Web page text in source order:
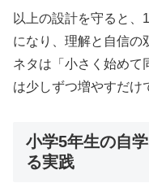
以上の設計を守ると
になり、理解と自信の
ネタは「小さく始めて
は少しずつ増やすだけ
小学5年生の自
る実践